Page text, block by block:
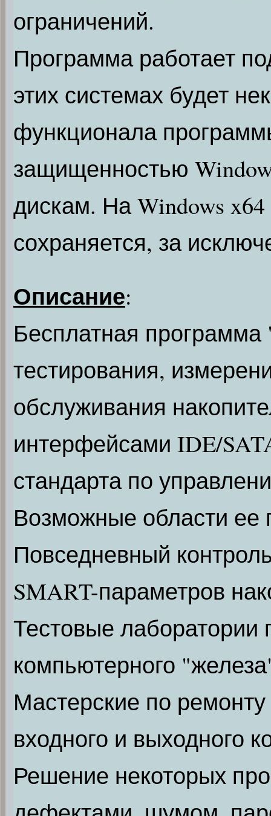
ограничений.
Программа работает
этих системах будет
функционала
защищенностью
дискам. На Windows
сохраняется, за
Описание:
Бесплатная
тестирования,
обслуживания
интерфейсами IDE/
стандарта по
Возможные области ее
Повседневный
SMART-параметров
Тестовые
компьютерного
Мастерские по
входного и выходного
Решение некоторых